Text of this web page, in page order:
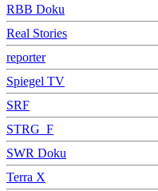
RBB Doku
Real Stories
reporter
Spiegel TV
SRF
STRG_F
SWR Doku
Terra X